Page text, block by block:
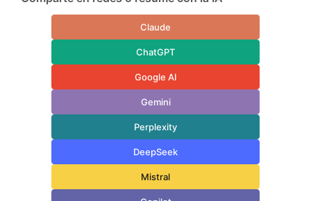
Claude
ChatGPT
Google AI
Gemini
Perplexity
DeepSeek
Mistral